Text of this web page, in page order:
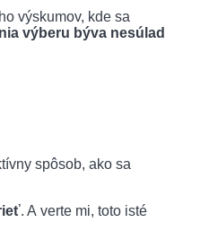
výskumov, kde sa
výberu býva nesúlad
spôsob, ako sa
. A verte mi, toto isté